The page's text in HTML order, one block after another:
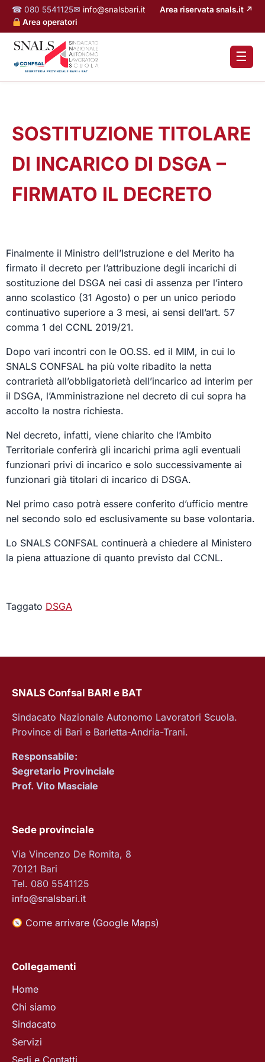
☎ 080 5541125✉ info@snalsbari.it
Area riservata snals.it ↗
Area operatori
☰
SOSTITUZIONE TITOLARE
DI INCARICO DI DSGA –
FIRMATO IL DECRETO
Finalmente il Ministro dell’Istruzione e del Merito ha
firmato il decreto per l’attribuzione degli incarichi di
sostituzione del DSGA nei casi di assenza per l’intero
anno scolastico (31 Agosto) o per un unico periodo
continuativo superiore a 3 mesi, ai sensi dell’art. 57
comma 1 del CCNL 2019/21.
Dopo vari incontri con le OO.SS. ed il MIM, in cui lo
SNALS CONFSAL ha più volte ribadito la netta
contrarietà all’obbligatorietà dell’incarico ad interim per
il DSGA, l’Amministrazione nel decreto di cui sopra ha
accolto la nostra richiesta.
Nel decreto, infatti, viene chiarito che l’Ambito
Territoriale conferirà gli incarichi prima agli eventuali
funzionari privi di incarico e solo successivamente ai
funzionari già titolari di incarico di DSGA.
Nel primo caso potrà essere conferito d’ufficio mentre
nel secondo solo ed esclusivamente su base volontaria.
Lo SNALS CONFSAL continuerà a chiedere al Ministero
la piena attuazione di quanto previsto dal CCNL.
Taggato DSGA
SNALS Confsal BARI e BAT
Sindacato Nazionale Autonomo Lavoratori Scuola.
Province di Bari e Barletta-Andria-Trani.
Responsabile:
Segretario Provinciale
Prof. Vito Masciale
Sede provinciale
Via Vincenzo De Romita, 8
70121 Bari
Tel. 080 5541125
info@snalsbari.it
Come arrivare (Google Maps)
Collegamenti
Home
Chi siamo
Sindacato
Servizi